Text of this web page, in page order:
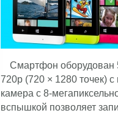
Смартфон
720р (720 × 1280 точек)
камера с 8-
вспышкой позволяет